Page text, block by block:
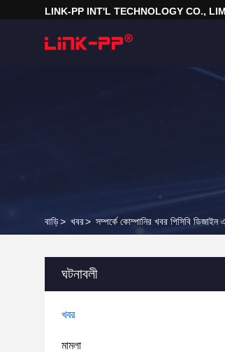
LINK-PP INT'L TECHNOLOGY CO.,
বাড়ি> খবর> সম্পর্কে কোম্পানির খবর পিসিবি
ঘটনাবলী
খবর
মামলা